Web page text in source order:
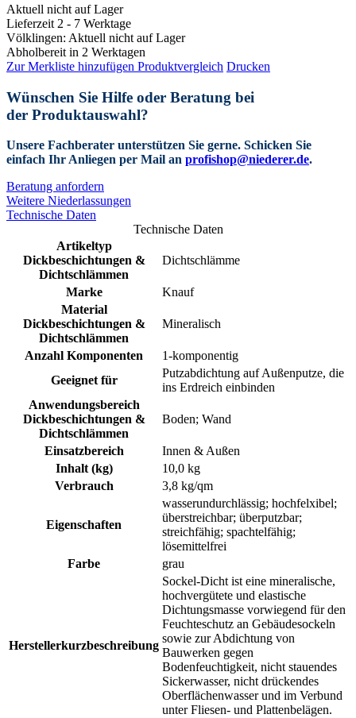
Aktuell nicht auf Lager
Lieferzeit 2 - 7 Werktage
Völklingen: Aktuell nicht auf Lager
Abholbereit in 2 Werktagen
Zur Merkliste hinzufügen Produktvergleich Drucken
Wünschen Sie Hilfe oder Beratung bei
der Produktauswahl?
Unsere Fachberater unterstützen Sie gerne. Schicken Sie
einfach Ihr Anliegen per Mail an profishop@niederer.de.
Beratung anfordern
Weitere Niederlassungen
Technische Daten
Technische Daten
Artikeltyp
Dickbeschichtungen &
Dichtschlämmen
Dichtschlämme
Marke
Knauf
Material
Dickbeschichtungen &
Dichtschlämmen
Mineralisch
Anzahl Komponenten
1-komponentig
Geeignet für
Putzabdichtung auf Außenputze, die
ins Erdreich einbinden
Anwendungsbereich
Dickbeschichtungen &
Dichtschlämmen
Boden; Wand
Einsatzbereich
Innen & Außen
Inhalt (kg)
10,0 kg
Verbrauch
3,8 kg/qm
Eigenschaften
wasserundurchlässig; hochfelxibel;
überstreichbar; überputzbar;
streichfähig; spachtelfähig;
lösemittelfrei
Farbe
grau
Herstellerkurzbeschreibung
Sockel-Dicht ist eine mineralische,
hochvergütete und elastische
Dichtungsmasse vorwiegend für den
Feuchteschutz an Gebäudesockeln
sowie zur Abdichtung von
Bauwerken gegen
Bodenfeuchtigkeit, nicht stauendes
Sickerwasser, nicht drückendes
Oberflächenwasser und im Verbund
unter Fliesen- und Plattenbelägen.